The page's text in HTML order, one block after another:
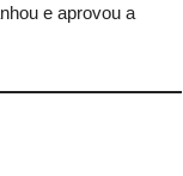
e aprovou a